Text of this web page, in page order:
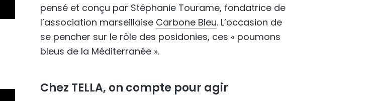
pensé et conçu par Stéphanie Tourame, fondatrice de
l’association marseillaise Carbone Bleu. L’occasion de
se pencher sur le rôle des posidonies, ces « poumons
bleus de la Méditerranée ».
Chez TELLA, on compte pour agir